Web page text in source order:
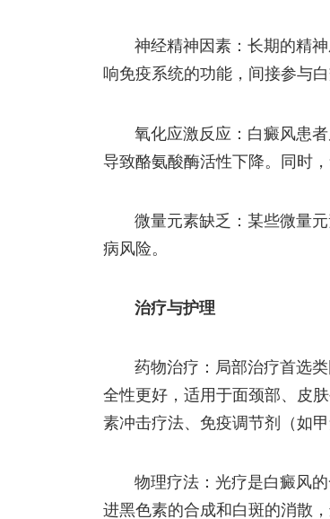
神经精神因素：长期的精
响免疫系统的功能，间接参与白
氧化应激反应：白癜风患
导致酪氨酸酶活性下降。同时
微量元素缺乏：某些微量
病风险。
治疗与护理
药物治疗：局部治疗首选
全性更好，适用于面颈部、皮
素冲击疗法、免疫调节剂（如
物理疗法：光疗是白癜风
进黑色素的合成和白斑的消散